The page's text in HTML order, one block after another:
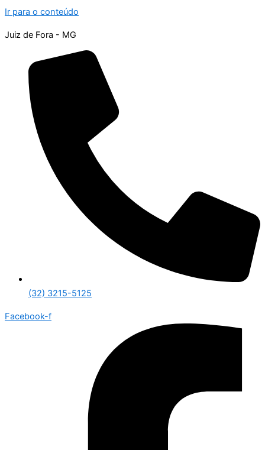
Ir para o conteúdo
Juiz de Fora - MG
(32) 3215-5125
Facebook-f